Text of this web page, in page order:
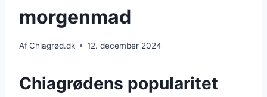
morgenmad
AfChiagrød.dk 12. december 2024
Chiagrødens popularitet